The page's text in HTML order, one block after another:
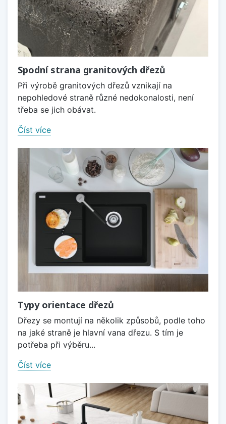
Spodní strana granitových dřezů
Při výrobě granitových dřezů vznikají na
nepohledové straně různé nedokonalosti, není
třeba se jich obávat.
Číst více
Typy orientace dřezů
Dřezy se montují na několik způsobů, podle toho
na jaké straně je hlavní vana dřezu. S tím je
potřeba při výběru...
Číst více